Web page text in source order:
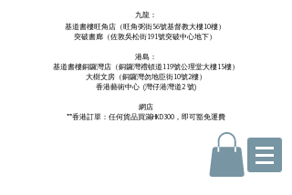
九龍：
基道書樓旺角店（旺角弼街56號基督教大樓10樓）
突破書廊（佐敦吳松街191號突破中心地下）
港島：
基道書樓銅鑼灣店（銅鑼灣禮頓道119號公理堂大樓15樓）
大樹文房（銅鑼灣勿地臣街10號2樓）
香港藝術中心 ​ (灣仔港灣道2 號)
網店
**香港訂單：任何貨品買滿HKD300，即可豁免運費